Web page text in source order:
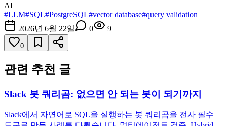
AI
#LLM#SQL#PostgreSQL#vector database#query validation
2026년 6월 22일
0 9
0
관련 추천 글
Slack 봇 쿼리곰: 없으면 안 되는 봇이 되기까지
Slack에서 자연어로 SQL을 실행하는 봇 쿼리곰을 전사 필수